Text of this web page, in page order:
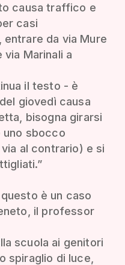
causa traffico e
casi
da via Mure
Marinali a
il testo - è
giovedì causa
bisogna girarsi
uno sbocco
al contrario) e si
è un caso
il professor
scuola ai genitori
spiraglio di luce,